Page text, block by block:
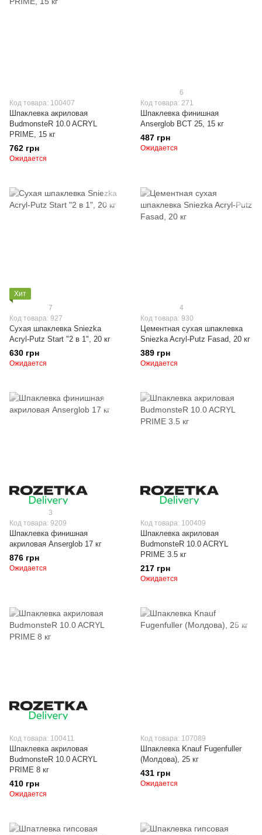
Код товара: 100407
Шпаклевка акриловая
BudmonsteR 10.0 ACRYL
PRIME, 15 кг
762 грн
Ожидается
6
Код товара: 271
Шпаклевка финишная
Anserglob BCT 25, 15 кг
487 грн
Ожидается
Хит
7
Код товара: 927
Сухая шпаклевка Sniezka
Acryl-Putz Start "2 в 1", 20 кг
630 грн
Ожидается
4
Код товара: 930
Цементная сухая шпаклевка
Sniezka Acryl-Putz Fasad, 20 кг
389 грн
Ожидается
3
Код товара: 9209
Шпаклевка финишная
акриловая Anserglob 17 кг
876 грн
Ожидается
Код товара: 100409
Шпаклевка акриловая
BudmonsteR 10.0 ACRYL
PRIME 3.5 кг
217 грн
Ожидается
Код товара: 100411
Шпаклевка акриловая
BudmonsteR 10.0 ACRYL
PRIME 8 кг
410 грн
Ожидается
Код товара: 107089
Шпаклевка Knauf Fugenfuller
(Молдова), 25 кг
431 грн
Ожидается